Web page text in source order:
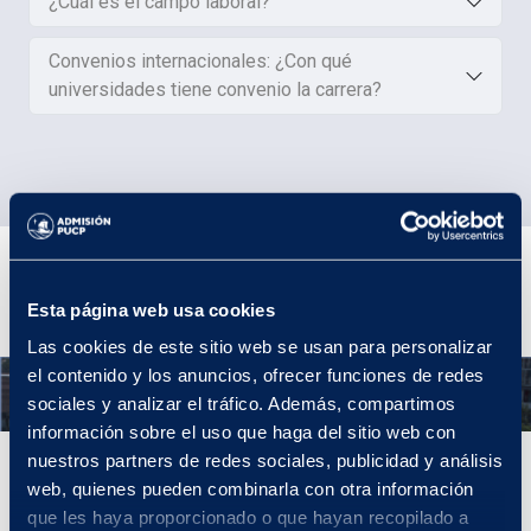
Esta página web usa cookies
Las cookies de este sitio web se usan para personalizar
el contenido y los anuncios, ofrecer funciones de redes
sociales y analizar el tráfico. Además, compartimos
información sobre el uso que haga del sitio web con
nuestros partners de redes sociales, publicidad y análisis
web, quienes pueden combinarla con otra información
que les haya proporcionado o que hayan recopilado a
Convenios internacionales: ¿Con qué
universidades tiene convenio la carrera?
Plan de estudios
Año 1
Año 1
En tu primer año de Estudios Generales Ciencias, podrás